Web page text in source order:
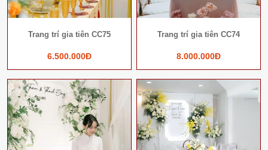
Trang trí gia tiên CC75
6.500.000Đ
Trang trí gia tiên CC74
8.000.000Đ